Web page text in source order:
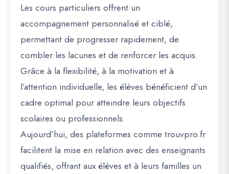
Les cours particuliers offrent un
accompagnement personnalisé et ciblé,
permettant de progresser rapidement, de
combler les lacunes et de renforcer les acquis.
Grâce à la flexibilité, à la motivation et à
l’attention individuelle, les élèves bénéficient d’un
cadre optimal pour atteindre leurs objectifs
scolaires ou professionnels.
Aujourd’hui, des plateformes comme trouvpro.fr
facilitent la mise en relation avec des enseignants
qualifiés, offrant aux élèves et à leurs familles un